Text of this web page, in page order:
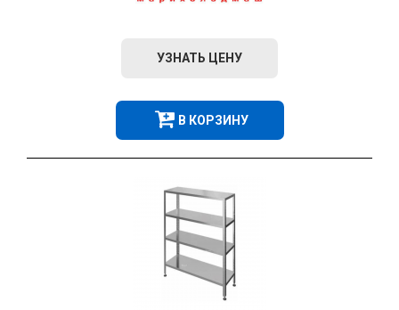
УЗНАТЬ ЦЕНУ
В КОРЗИНУ